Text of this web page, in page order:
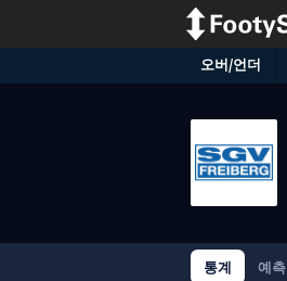
오버/언더
통계 예측